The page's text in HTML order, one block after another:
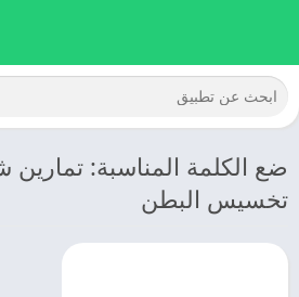
ضع الكلمة المناسبة:
تخسيس البطن